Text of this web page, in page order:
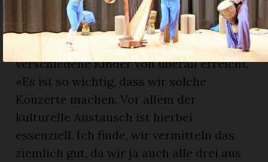
Costanzo auch noch mehrere
Vermittlungsprojekte. Dabei sei für sie
das Wichtigste, dass «Barkabach» viele
verschiedene Kinder von überall erreicht.
«Es ist so wichtig, dass wir solche
Konzerte machen. Vor allem der
kulturelle Austausch ist hierbei
essenziell. Ich finde, wir vermitteln das
ziemlich gut, da wir ja auch alle drei aus